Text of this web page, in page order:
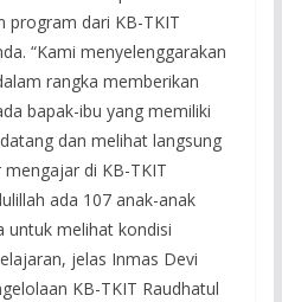
program dari KB-TKIT
“Kami menyelenggarakan
rangka memberikan
bapak-ibu yang memiliki
dan melihat langsung
di KB-TKIT
ada 107 anak-anak
untuk melihat kondisi
jelas Inmas Devi
KB-TKIT Raudhatul